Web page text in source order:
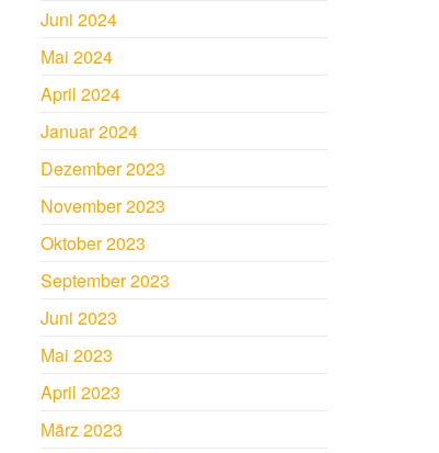
Juni 2024
Mai 2024
April 2024
Januar 2024
Dezember 2023
November 2023
Oktober 2023
September 2023
Juni 2023
Mai 2023
April 2023
März 2023